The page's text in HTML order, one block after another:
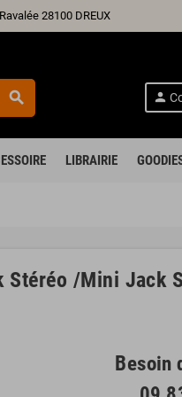
28100 DREUX
search person
LIBRAIRIE
Stéréo /Mini Jack
Besoin